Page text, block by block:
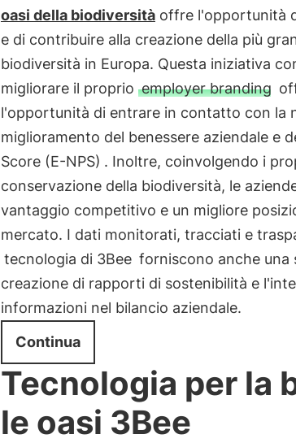
oasi della biodiversitàoffre l'opportunità
e di contribuire alla creazione della più
biodiversità in Europa. Questa iniziativa
migliorare il proprio employer branding
l'opportunità di entrare in contatto con la
miglioramento del benessere aziendale e
Score (E-NPS) . Inoltre, coinvolgendo i
conservazione della biodiversità, le
vantaggio competitivo e un migliore
mercato. I dati monitorati, tracciati e
tecnologia di 3Bee forniscono anche una
creazione di rapporti di sostenibilità e
informazioni nel bilancio aziendale.
Continua
Tecnologia per la
le oasi 3Bee